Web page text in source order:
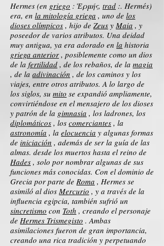
Hermes (en griego : Ἑρμής, trad :. Hermés)
era, en la mitología griega , uno de los
dioses olímpicos , hijo de Zeus y Maia , y
poseedor de varios atributos. Una deidad
muy antigua, ya era adorado en la historia
griega anterior , posiblemente como un dios
de la fertilidad , de los rebaños, de la magia
, de la adivinación , de los caminos y los
viajes, entre otros atributos. A lo largo de
los siglos, su mito se expandió ampliamente,
convirtiéndose en el mensajero de los dioses
y patrón de la gimnasia , los ladrones, los
diplomáticos , los comerciantes , la
astronomía , la elocuencia y algunas formas
de iniciación , además de ser la guía de las
almas. desde los muertos hasta el reino de
Hades , solo por nombrar algunas de sus
funciones más conocidas. Con el dominio de
Grecia por parte de Roma , Hermes se
asimiló al dios Mercurio , y a través de la
influencia egipcia, también sufrió un
sincretismo con Toth , creando el personaje
de Hermes Trismegisto . Ambas
asimilaciones fueron de gran importancia,
creando una rica tradición y perpetuando